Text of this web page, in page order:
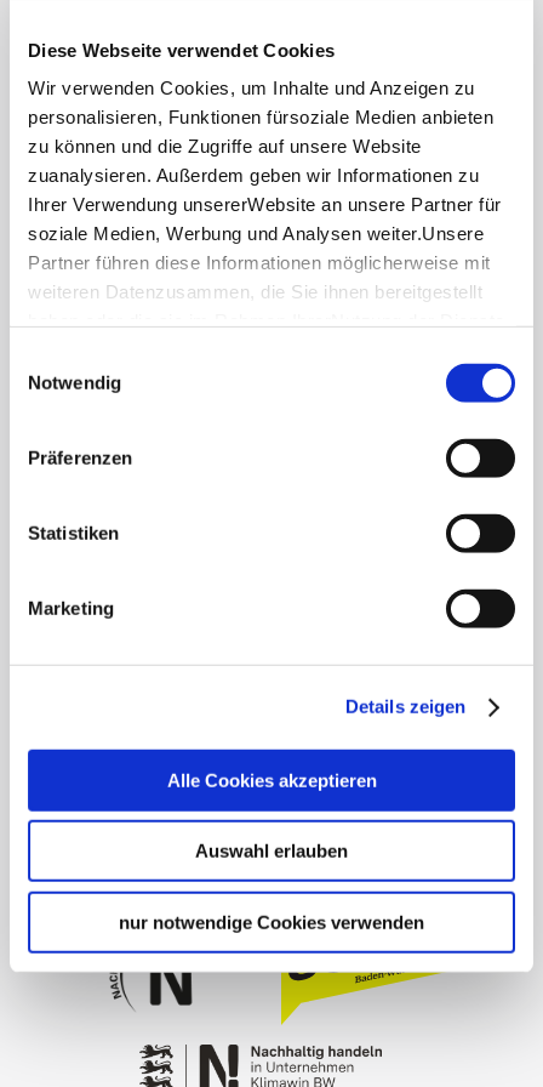
Diese Webseite verwendet Cookies
Wir verwenden Cookies, um Inhalte und Anzeigen zu
personalisieren, Funktionen fürsoziale Medien anbieten
zu können und die Zugriffe auf unsere Website
zuanalysieren. Außerdem geben wir Informationen zu
Ihrer Verwendung unsererWebsite an unsere Partner für
soziale Medien, Werbung und Analysen weiter.Unsere
Partner führen diese Informationen möglicherweise mit
weiteren Datenzusammen, die Sie ihnen bereitgestellt
Impressum
Notwendig
Präferenzen
Statistiken
Marketing
Details zeigen
Alle Cookies akzeptieren
Auswahl erlauben
nur notwendige Cookies verwenden
Highlights und aktuellen Angeboten in
Stuttgart und Region immer up-to-date.
Abonnieren
Presse
Stuttgart Convention Bureau
Allgemeine Geschäftsbedingungen
Widerruf
Cookies
stuttgart.de
Barrierefreiheit